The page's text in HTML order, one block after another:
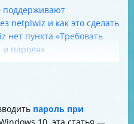
поддерживают
netplwiz и как это сделать
нет пункта «Требовать
и пароля»
реестра
от Microsoft
вход работает
пароль при